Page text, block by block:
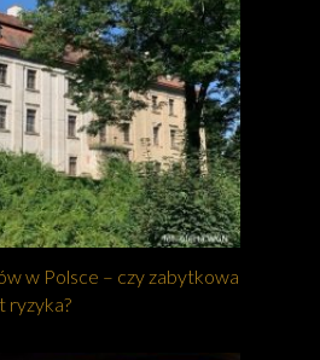
w Polsce – czy zabytkowa
ryzyka?